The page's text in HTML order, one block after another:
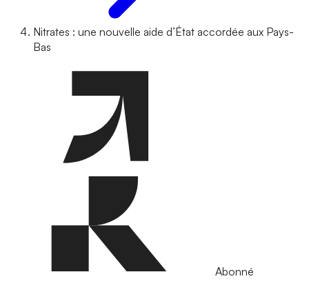
Nitrates : une nouvelle aide d’État accordée aux Pays-
Bas
Abonné